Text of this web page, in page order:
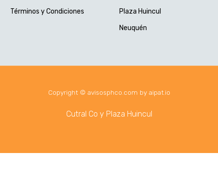
Términos y Condiciones
Plaza Huincul
Neuquén
Copyright © avisosphco.com by aipat.io
Cutral Co y Plaza Huincul